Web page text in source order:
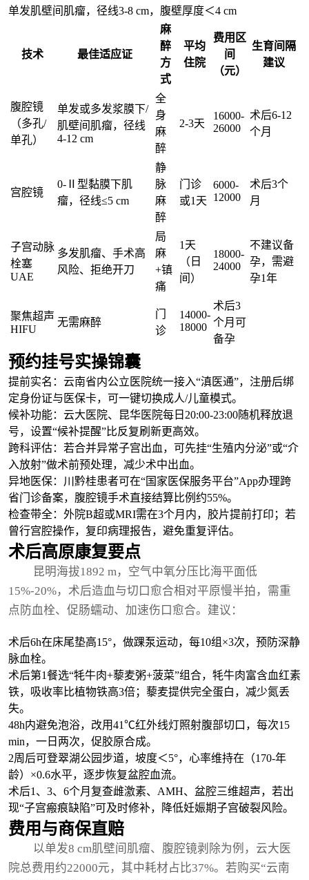
单发肌壁间肌瘤，径线3-8 cm，腹壁厚度＜4 cm
技术 最佳适应证
麻
醉
方
式
平均
住院
费用区
间
（元）
生育间隔
建议
腹腔镜
（多孔/
单孔）
单发或多发浆膜下/
肌壁间肌瘤，径线
4-12 cm
全
身
麻
醉
2-3天
16000-
26000
术后6-12
个月
宫腔镜
0-Ⅱ型黏膜下肌
瘤，径线≤5 cm
静
脉
麻
醉
门诊
或1天
6000-
12000
术后3个
月
子宫动脉
栓塞
UAE
多发肌瘤、手术高
风险、拒绝开刀
局
麻
+镇
痛
1天
（日
间）
18000-
24000
不建议备
孕，需避
孕1年
聚焦超声
HIFU
无需麻醉
门
诊
14000-
18000
术后3
个月可
备孕
预约挂号实操锦囊
提前实名：云南省内公立医院统一接入“滇医通”，注册后绑
定身份证与医保卡，可一键切换成人/儿童模式。
候补功能：云大医院、昆华医院每日20:00-23:00随机释放退
号，设置“候补提醒”比反复刷新更高效。
跨科评估：若合并异常子宫出血，可先挂“生殖内分泌”或“介
入放射”做术前预处理，减少术中出血。
异地医保：川黔桂患者可在“国家医保服务平台”App办理跨
省门诊备案，腹腔镜手术直接结算比例约55%。
检查带全：外院B超或MRI需在3个月内，胶片提前打印；若
曾行宫腔操作，复印病理报告，避免重复评估。
术后高原康复要点
昆明海拔1892 m，空气中氧分压比海平面低
15%-20%，术后造血与切口愈合相对平原慢半拍，需重
点防血栓、促肠蠕动、加速伤口愈合。建议：
术后6h在床尾垫高15°，做踝泵运动，每10组×3次，预防深静
脉血栓。
术后第1餐选“牦牛肉+藜麦粥+菠菜”组合，牦牛肉富含血红素
铁，吸收率比植物铁高3倍；藜麦提供完全蛋白，减少氮丢
失。
48h内避免泡浴，改用41℃红外线灯照射腹部切口，每次15
min，一日两次，促胶原合成。
2周后可登翠湖公园步道，坡度＜5°，心率维持在（170-年
龄）×0.6水平，逐步恢复盆腔血流。
术后1、3、6个月复查雌激素、AMH、盆腔三维超声，若出
现“子宫瘢痕缺陷”可及时修补，降低妊娠期子宫破裂风险。
费用与商保直赔
以单发8 cm肌壁间肌瘤、腹腔镜剥除为例，云大医
院总费用约22000元，其中耗材占比37%。若购买“云南